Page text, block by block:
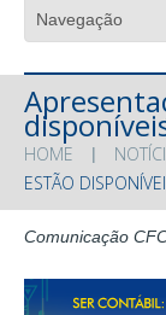
HOME
ESTÃO
Comunicação